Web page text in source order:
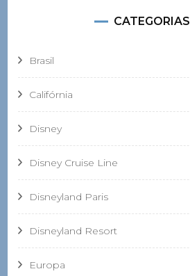
CATEGORIAS
Brasil
Califórnia
Disney
Disney Cruise Line
Disneyland Paris
Disneyland Resort
Europa